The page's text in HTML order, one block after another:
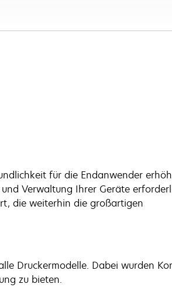
für die Endanwender
Verwaltung Ihrer Geräte
die weiterhin die großartigen
Druckermodelle. Dabei wurden
zu bieten.